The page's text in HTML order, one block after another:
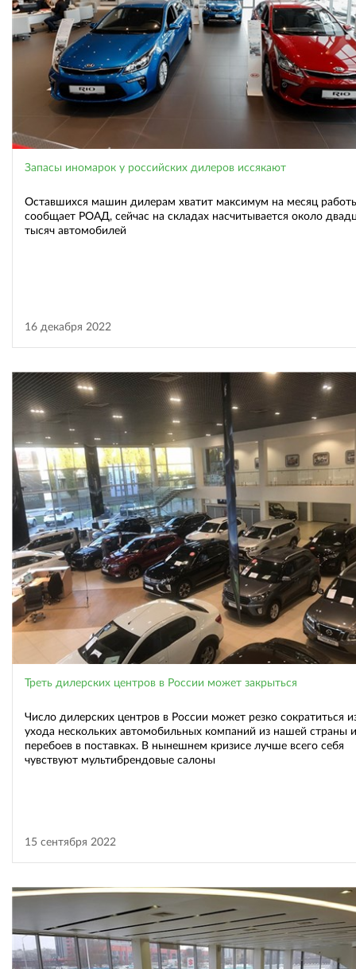
Запасы иномарок у российских дилеров иссякают
Оставшихся машин дилерам хватит максимум на месяц
сообщает РОАД, сейчас на складах насчитывается около
тысяч автомобилей
16 декабря 2022
Треть дилерских центров в России может закрыться
Число дилерских центров в России может резко сократиться
ухода нескольких автомобильных компаний из нашей страны и
перебоев в поставках. В нынешнем кризисе лучше всего себя
чувствуют мультибрендовые салоны
15 сентября 2022